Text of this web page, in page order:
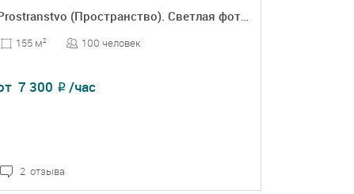
Prostranstvo (Пространство). Светлая фотостудия
155 м2 100 человек
7 300 ₽ /час
2 отзыва